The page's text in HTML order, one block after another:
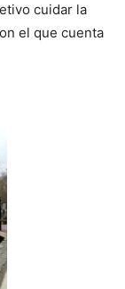
cuidar la
el que cuenta